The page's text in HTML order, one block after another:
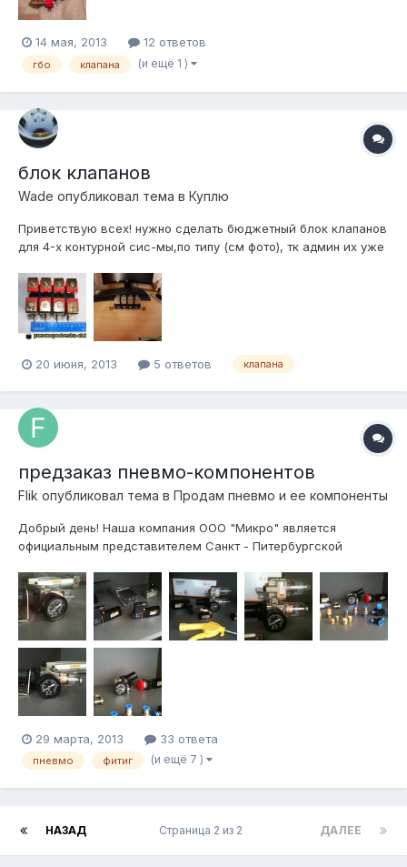
14 мая, 2013 12 ответов
гбо клапана (и ещё 1 )
блок клапанов
Wade опубликовал тема в Куплю
Приветствую всех! нужно сделать бюджетный блок клапанов
для 4-х контурной сис-мы,по типу (см фото), тк админ их уже
много инфы) кто возьмется?
20 июня, 2013 5 ответов клапана
предзаказ пневмо-компонентов
Flik опубликовал тема в Продам пневмо и ее компоненты
Добрый день! Наша компания ООО "Микро" является
официальным представителем Санкт - Питербургской
пневмооборудование является взаимозаменяемым с
изделиями фирм "FESTO", "SMC", "Pnevmolux", "Camozzi",
"Parker", "TECO Pneumatic" и др. Список оборудован...
29 марта, 2013 33 ответа
пневмо фитиг (и ещё 7 )
НАЗАД ДАЛЕЕ
Страница 2 из 2